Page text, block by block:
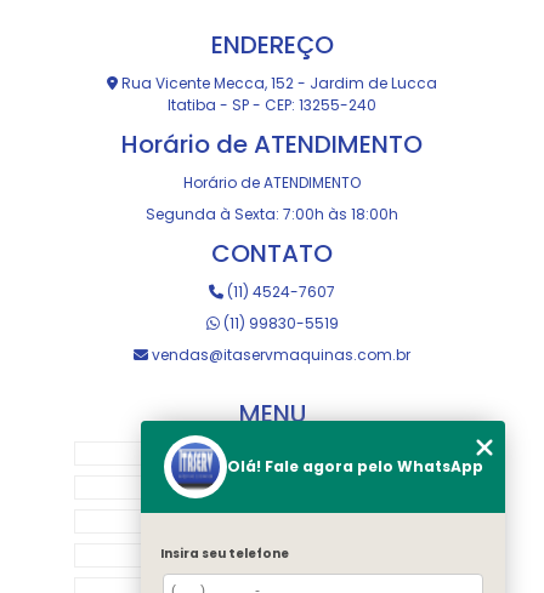
ENDEREÇO
Rua Vicente Mecca, 152 - Jardim de Lucca
Itatiba - SP - CEP: 13255-240
Horário de ATENDIMENTO
Horário de ATENDIMENTO
Segunda à Sexta: 7:00h às 18:00h
CONTATO
(11) 4524-7607
(11) 99830-5519
vendas@itaservmaquinas.com.br
MENU
MANUTENÇÃO E USINAGEM
LOJA
Olá! Fale agora pelo WhatsApp
Insira seu telefone